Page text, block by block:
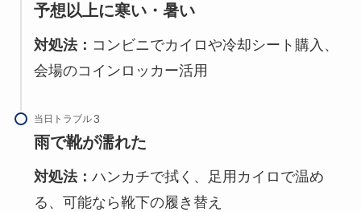
予想以上に寒い・暑い
対処法： コンビニでカイロや冷却シート購入、
会場のコインロッカー活用
当日トラブル
雨で靴が濡れた
対処法： ハンカチで拭く、足用カイロで温め
る、可能なら靴下の履き替え